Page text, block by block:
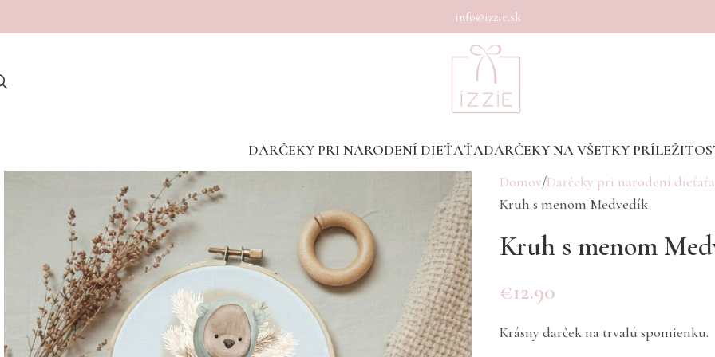
info@izzie.sk
DARČEKY PRI NARODENÍ DIEŤAŤADARČEKY NA VŠETKY
Domov Darčeky pri narodení dieťaťa
Kruh s menom Medvedík
Kruh s menom
€12.90
Krásny darček na trvalú spomienku.